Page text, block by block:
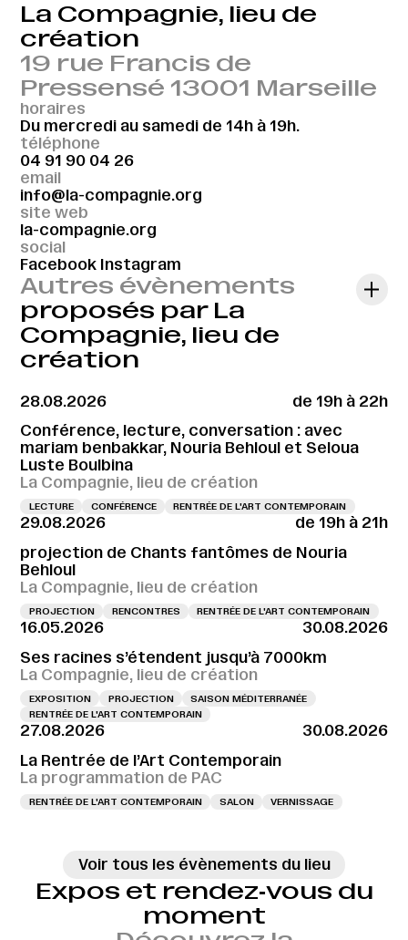
La Compagnie, lieu de
création
19 rue Francis de
Pressensé 13001 Marseille
horaires
Du mercredi au samedi de 14h à 19h.
téléphone
04 91 90 04 26
email
info@la-compagnie.org
site web
la-compagnie.org
social
Facebook Instagram
Autres évènements
proposés par La
Compagnie, lieu de
création
28.08.2026
de 19h à 22h
Conférence, lecture, conversation : avec
mariam benbakkar, Nouria Behloul et Seloua
Luste Boulbina
La Compagnie, lieu de création
LECTURE CONFÉRENCE RENTRÉE DE L'ART CONTEMPORAIN
29.08.2026
de 19h à 21h
projection de Chants fantômes de Nouria
Behloul
La Compagnie, lieu de création
PROJECTION RENCONTRES RENTRÉE DE L'ART CONTEMPORAIN
16.05.2026
30.08.2026
Ses racines s’étendent jusqu’à 7000km
La Compagnie, lieu de création
EXPOSITION PROJECTION
SAISON MÉDITERRANÉE
RENTRÉE DE L'ART CONTEMPORAIN
27.08.2026
30.08.2026
La Rentrée de l’Art Contemporain
La programmation de PAC
RENTRÉE DE L'ART CONTEMPORAIN SALON VERNISSAGE
Voir tous les évènements du lieu
Expos et rendez‑vous du
moment